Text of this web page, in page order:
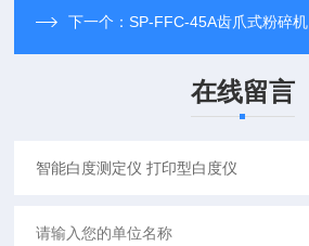
下一个：SP-FFC-45A齿爪式粉碎机
在线留言